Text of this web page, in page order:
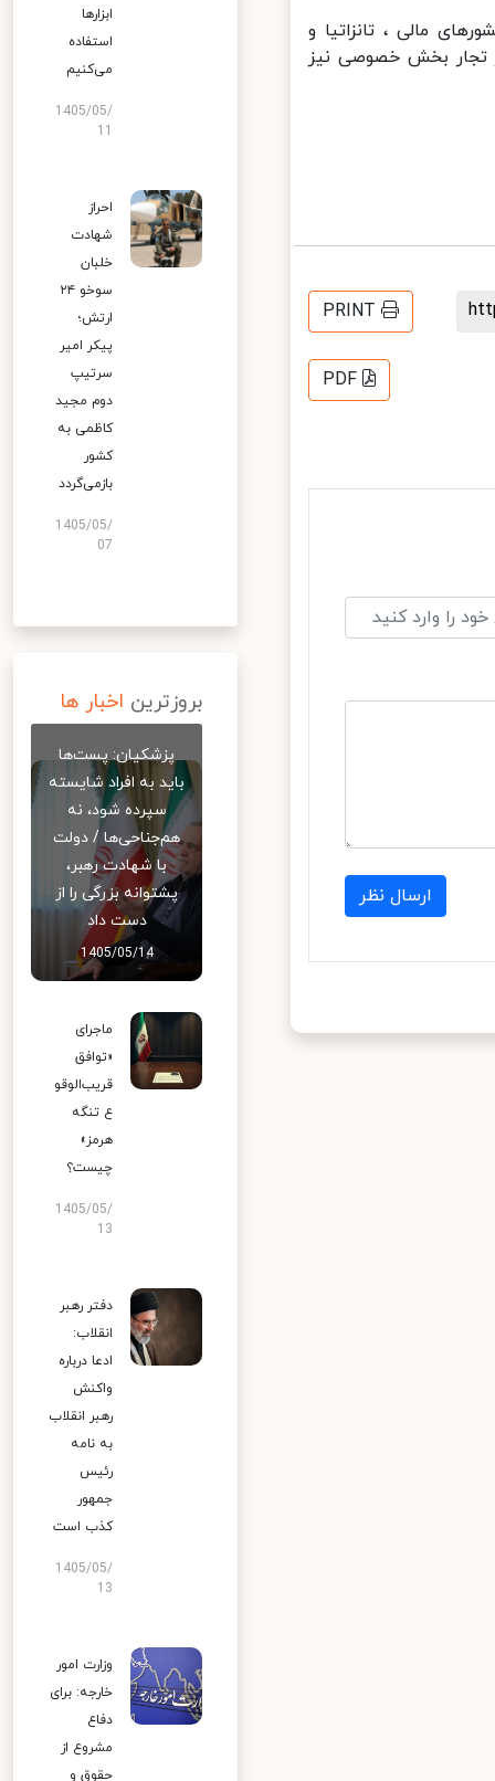
مالی ، تانزاتیا و
تجار بخش خصوصی نیز
PRINT
PDF
ارسال نظر
ابزارها
استفاده
می‌کنیم
1405/05/
احراز
شهادت
خلبان
سوخو ۲۴
ارتش؛
پیکر امیر
سرتیپ
دوم مجید
کاظمی به
کشور
بازمی‌گردد
1405/05/
07
بروزترین اخبار ها
پزشکیان: پست‌ها
باید به افراد شایسته
سپرده شود، نه
هم‌جناحی‌ها / دولت
با شهادت رهبر،
پشتوانه بزرگی را از
دست داد
1405/05/14
ماجرای
«توافق
قریب‌الوقو
ع تنگه
هرمز»
چیست؟
1405/05/
13
دفتر رهبر
انقلاب:
ادعا درباره
واکنش
رهبر انقلاب
به نامه
رئیس
جمهور
کذب است
1405/05/
13
وزارت امور
خارجه: برای
دفاع
مشروع از
حقوق و